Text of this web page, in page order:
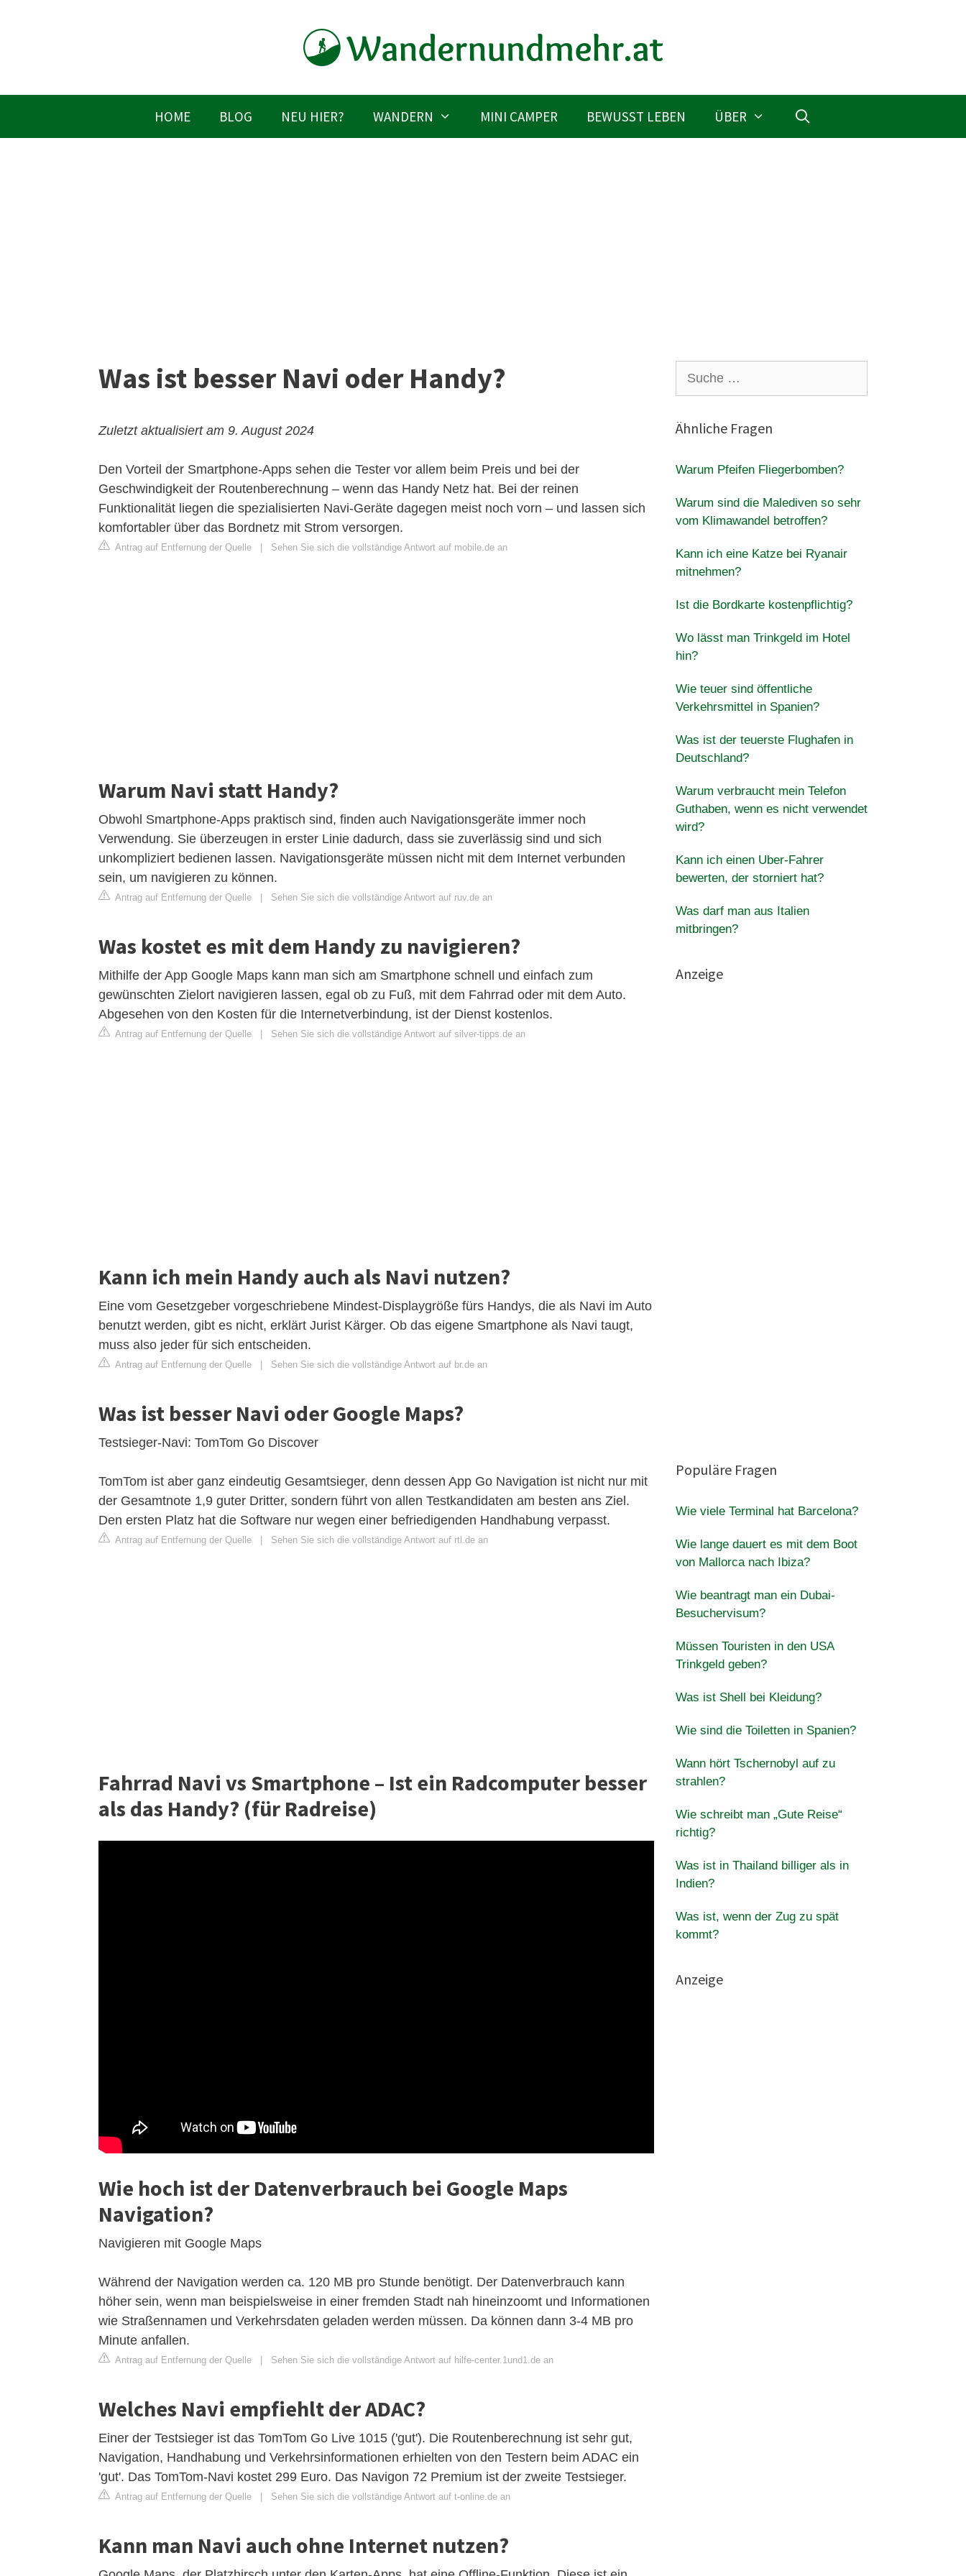
HOME BLOG NEU HIER? WANDERN MINI CAMPER BEWUSST LEBEN ÜBER
Was ist besser Navi oder Handy?
Zuletzt aktualisiert am 9. August 2024
Den Vorteil der Smartphone-Apps sehen die Tester vor allem beim Preis und bei der
Geschwindigkeit der Routenberechnung – wenn das Handy Netz hat. Bei der reinen
Funktionalität liegen die spezialisierten Navi-Geräte dagegen meist noch vorn – und lassen sich
komfortabler über das Bordnetz mit Strom versorgen.
Antrag auf Entfernung der Quelle Sehen Sie sich die vollständige Antwort auf mobile.de an
Warum Navi statt Handy?
Obwohl Smartphone-Apps praktisch sind, finden auch Navigationsgeräte immer noch
Verwendung. Sie überzeugen in erster Linie dadurch, dass sie zuverlässig sind und sich
unkompliziert bedienen lassen. Navigationsgeräte müssen nicht mit dem Internet verbunden
sein, um navigieren zu können.
Antrag auf Entfernung der Quelle Sehen Sie sich die vollständige Antwort auf ruv.de an
Was kostet es mit dem Handy zu navigieren?
Mithilfe der App Google Maps kann man sich am Smartphone schnell und einfach zum
gewünschten Zielort navigieren lassen, egal ob zu Fuß, mit dem Fahrrad oder mit dem Auto.
Abgesehen von den Kosten für die Internetverbindung, ist der Dienst kostenlos.
Antrag auf Entfernung der Quelle Sehen Sie sich die vollständige Antwort auf silver-tipps.de an
Kann ich mein Handy auch als Navi nutzen?
Eine vom Gesetzgeber vorgeschriebene Mindest-Displaygröße fürs Handys, die als Navi im Auto
benutzt werden, gibt es nicht, erklärt Jurist Kärger. Ob das eigene Smartphone als Navi taugt,
muss also jeder für sich entscheiden.
Antrag auf Entfernung der Quelle Sehen Sie sich die vollständige Antwort auf br.de an
Was ist besser Navi oder Google Maps?
Testsieger-Navi: TomTom Go Discover
TomTom ist aber ganz eindeutig Gesamtsieger, denn dessen App Go Navigation ist nicht nur mit
der Gesamtnote 1,9 guter Dritter, sondern führt von allen Testkandidaten am besten ans Ziel.
Den ersten Platz hat die Software nur wegen einer befriedigenden Handhabung verpasst.
Antrag auf Entfernung der Quelle Sehen Sie sich die vollständige Antwort auf rtl.de an
Fahrrad Navi vs Smartphone – Ist ein Radcomputer besser
als das Handy? (für Radreise)
Wie hoch ist der Datenverbrauch bei Google Maps
Navigation?
Navigieren mit Google Maps
Während der Navigation werden ca. 120 MB pro Stunde benötigt. Der Datenverbrauch kann
höher sein, wenn man beispielsweise in einer fremden Stadt nah hineinzoomt und Informationen
wie Straßennamen und Verkehrsdaten geladen werden müssen. Da können dann 3-4 MB pro
Minute anfallen.
Antrag auf Entfernung der Quelle | Sehen Sie sich die vollständige Antwort auf hilfe-center.1und1.de an
Welches Navi empfiehlt der ADAC?
Einer der Testsieger ist das TomTom Go Live 1015 ('gut'). Die Routenberechnung ist sehr gut,
Navigation, Handhabung und Verkehrsinformationen erhielten von den Testern beim ADAC ein
'gut'. Das TomTom-Navi kostet 299 Euro. Das Navigon 72 Premium ist der zweite Testsieger.
Antrag auf Entfernung der Quelle | Sehen Sie sich die vollständige Antwort auf t-online.de an
Kann man Navi auch ohne Internet nutzen?
nach:
Ähnliche Fragen
Warum Pfeifen Fliegerbomben?
Warum sind die Malediven so sehr
vom Klimawandel betroffen?
Kann ich eine Katze bei Ryanair
mitnehmen?
Ist die Bordkarte kostenpflichtig?
Wo lässt man Trinkgeld im Hotel
hin?
Wie teuer sind öffentliche
Verkehrsmittel in Spanien?
Was ist der teuerste Flughafen in
Deutschland?
Warum verbraucht mein Telefon
Guthaben, wenn es nicht verwendet
wird?
Kann ich einen Uber-Fahrer
bewerten, der storniert hat?
Was darf man aus Italien
mitbringen?
Anzeige
Populäre Fragen
Wie viele Terminal hat Barcelona?
Wie lange dauert es mit dem Boot
von Mallorca nach Ibiza?
Wie beantragt man ein Dubai-
Besuchervisum?
Müssen Touristen in den USA
Trinkgeld geben?
Was ist Shell bei Kleidung?
Wie sind die Toiletten in Spanien?
Wann hört Tschernobyl auf zu
strahlen?
Wie schreibt man „Gute Reise“
richtig?
Was ist in Thailand billiger als in
Indien?
Was ist, wenn der Zug zu spät
kommt?
Anzeige